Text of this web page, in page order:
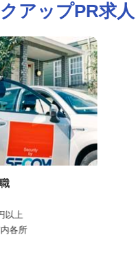
アップPR求人
以上